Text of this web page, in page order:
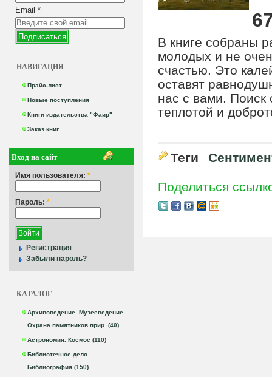
Email *
НАВИГАЦИЯ
Прайс-лист
Новые поступления
Книги издательства "Фаир"
Заказ книг
Вход на сайт
Имя пользователя: *
Пароль: *
Регистрация
Забыли пароль?
КАТАЛОГ
Архивоведение. Музееведение.
Охрана памятников прир. (40)
Астрономия. Космос (110)
Библиотечное дело.
Библиография (150)
В книге собраны
молодых и не
счастью. Это
оставят
нас с вами. Поиск
теплотой и
Теги
Поделиться